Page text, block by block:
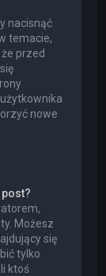
nacisnąć
temacie,
przed
nowe
Możesz
się
tylko
ktoś